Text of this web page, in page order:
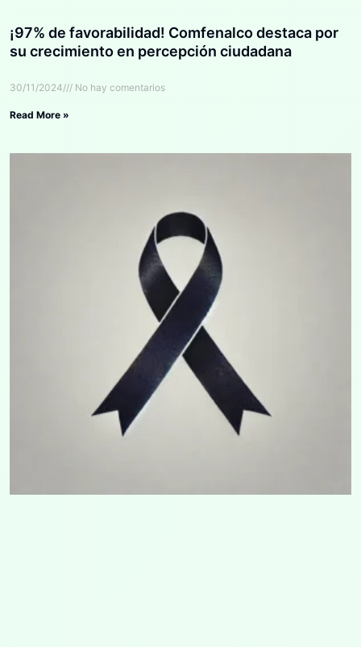
¡97% de favorabilidad! Comfenalco destaca por
su crecimiento en percepción ciudadana
30/11/2024 No hay comentarios
Read More »